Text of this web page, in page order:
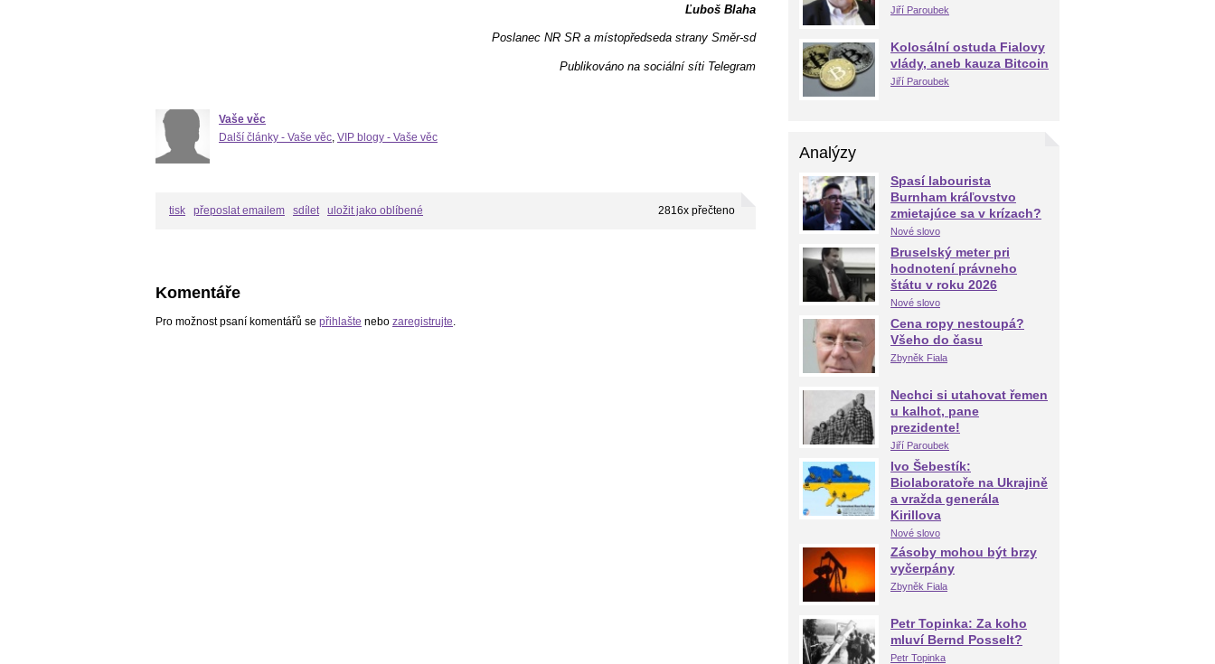
Ľuboš Blaha
Poslanec NR SR a místopředseda strany Směr-sd
Publikováno na sociální síti Telegram
Vaše věc
Další články - Vaše věc, VIP blogy - Vaše věc
tisk přeposlat emailem sdílet uložit jako oblíbené 2816x přečteno
Komentáře
Pro možnost psaní komentářů se přihlašte nebo zaregistrujte.
Jiří Paroubek
Kolosální ostuda Fialovy
vlády, aneb kauza Bitcoin
Jiří Paroubek
Analýzy
Spasí labourista
Burnham kráľovstvo
zmietajúce sa v krízach?
Nové slovo
Bruselský meter pri
hodnotení právneho
štátu v roku 2026
Nové slovo
Cena ropy nestoupá?
Všeho do času
Zbyněk Fiala
Nechci si utahovat řemen
u kalhot, pane
prezidente!
Jiří Paroubek
Ivo Šebestík:
Biolaboratoře na Ukrajině
a vražda generála
Kirillova
Nové slovo
Zásoby mohou být brzy
vyčerpány
Zbyněk Fiala
Petr Topinka: Za koho
mluví Bernd Posselt?
Petr Topinka